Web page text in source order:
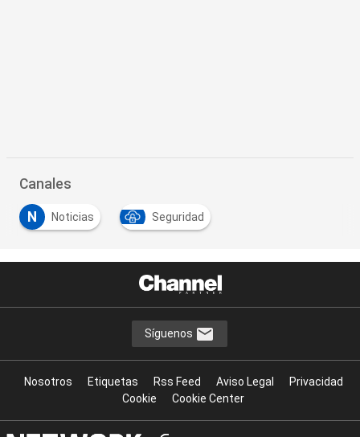
Canales
N Noticias Seguridad
Síguenos
Nosotros Etiquetas Rss Feed Aviso Legal
Privacidad
Cookie
Cookie Center